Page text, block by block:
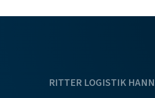
RITTER LOGISTIK